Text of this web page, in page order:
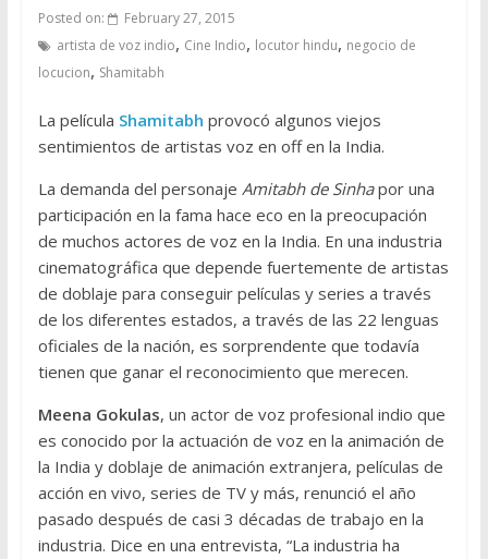
Posted on:
February 27, 2015
artista de voz indio, Cine Indio, locutor hindu, negocio de
locucion, Shamitabh
La película Shamitabh provocó algunos viejos
sentimientos de artistas voz en off en la India.
La demanda del personaje Amitabh de Sinhapor una
participación en la fama hace eco en la preocupación
de muchos actores de voz en la India. En una industria
cinematográfica que depende fuertemente de artistas
de doblaje para conseguir películas y series a través
de los diferentes estados, a través de las 22 lenguas
oficiales de la nación, es sorprendente que todavía
tienen que ganar el reconocimiento que merecen.
Meena Gokulas, un actor de voz profesional indio que
es conocido por la actuación de voz en la animación de
la India y doblaje de animación extranjera, películas de
acción en vivo, series de TV y más, renunció el año
pasado después de casi 3 décadas de trabajo en la
industria. Dice en una entrevista, “La industria ha